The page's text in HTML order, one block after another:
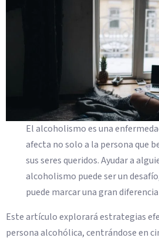
El alcoholismo es una
afecta no solo a la persona que
sus seres queridos. Ayudar a
alcoholismo puede ser un
puede marcar una gran
Este artículo explorará estrategias
persona alcohólica, centrándose en